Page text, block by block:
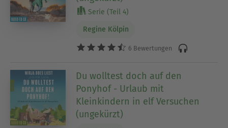
Serie (Teil 4)
Regine Kölpin
6 Bewertungen
Du wolltest doch auf den
Ponyhof - Urlaub mit
Kleinkindern in elf Versuchen
(ungekürzt)